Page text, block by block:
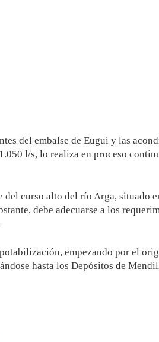
del embalse de Eugui y las
l/s, lo realiza en proceso
del curso alto del río Arga, situado
debe adecuarse a los
empezando por el
hasta los Depósitos de